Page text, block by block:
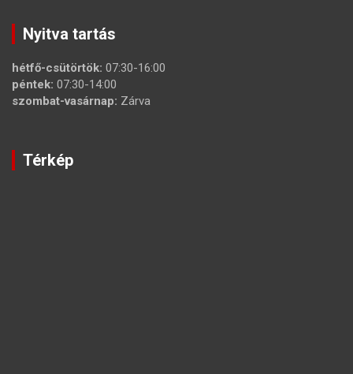
Nyitva tartás
hétfő-csütörtök: 07:30-16:00
péntek: 07:30-14:00
szombat-vasárnap: Zárva
Térkép